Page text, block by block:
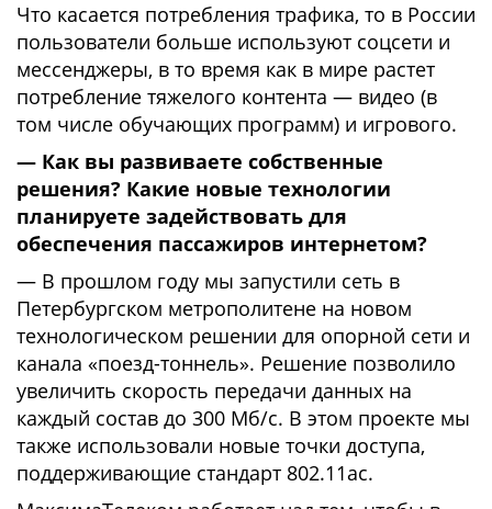
Что касается потребления трафика, то в России
пользователи больше используют соцсети и
мессенджеры, в то время как в мире растет
потребление тяжелого контента — видео (в
том числе обучающих программ) и игрового.
— Как вы развиваете собственные
решения? Какие новые технологии
планируете задействовать для
обеспечения пассажиров интернетом?
— В прошлом году мы запустили сеть в
Петербургском метрополитене на новом
технологическом решении для опорной сети и
канала «поезд-тоннель». Решение позволило
увеличить скорость передачи данных на
каждый состав до 300 Мб/с. В этом проекте мы
также использовали новые точки доступа,
поддерживающие стандарт 802.11ac.